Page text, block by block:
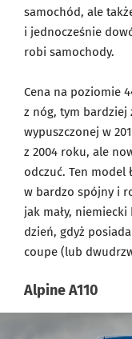
samochód, ale
i jednocześnie
robi samochody.
Cena na poziomie
z nóg, tym bardziej
wypuszczonej w
z 2004 roku, ale
odczuć. Ten model
w bardzo spójny i
jak mały,
dzień, gdyż
coupe (lub
Alpine A110